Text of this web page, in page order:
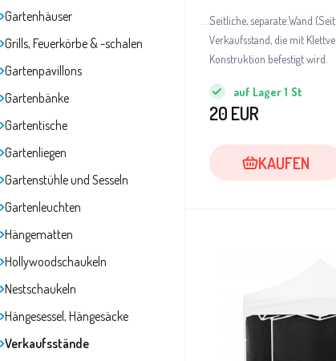
Gartenhäuser
Grills, Feuerkörbe & -schalen
Gartenpavillons
Gartenbänke
Gartentische
Gartenliegen
Gartenstühle und Sesseln
Gartenleuchten
Hängematten
Hollywoodschaukeln
Nestschaukeln
Hängesessel, Hängesäcke
Verkaufsstände
Seitliche, separate Wand
Verkaufsstand, die mit
Konstruktion befestigt wird.
auf Lager 1 St
20 EUR
KAUFEN